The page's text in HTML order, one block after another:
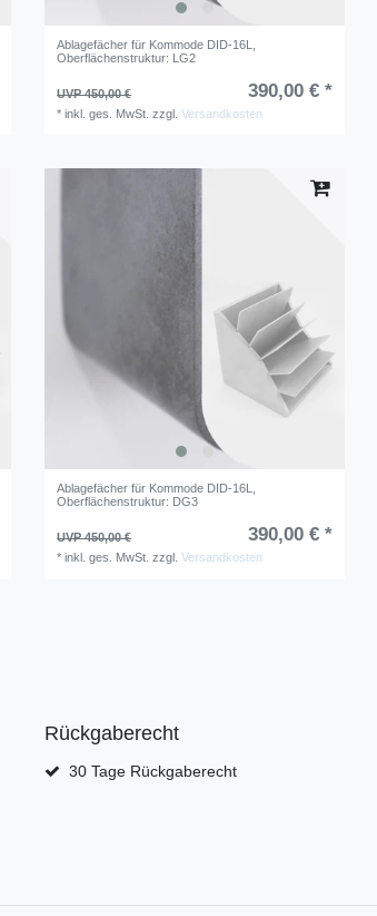
Ablagefächer für Kommode DID-16L
Oberflächenstruktur: LG2
UVP 450,00 € 390,00 € *
*inkl. ges. MwSt. zzgl.Versandkosten
Ablagefächer für Kommode DID-16L,
Oberflächenstruktur: DG3
UVP 450,00 € 390,00 € *
*inkl. ges. MwSt. zzgl.Versandkosten
Rückgaberecht
30 Tage Rückgaberecht